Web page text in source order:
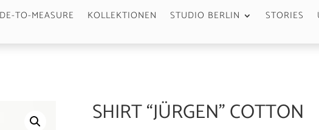
TO-MEASURE KOLLEKTIONEN STUDIO BERLIN STORIES
SHIRT “JÜRGEN” COTTON